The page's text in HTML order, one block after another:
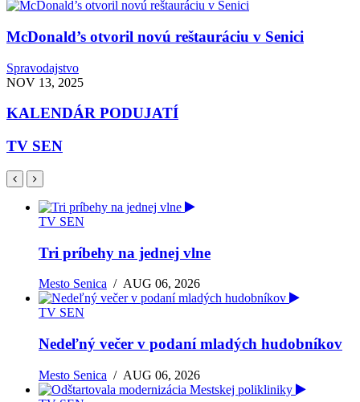
McDonald’s otvoril novú reštauráciu v Senici
Spravodajstvo
NOV 13, 2025
KALENDÁR PODUJATÍ
TV SEN
TV SEN
Tri príbehy na jednej vlne
Mesto Senica /AUG 06, 2026
TV SEN
Nedeľný večer v podaní mladých hudobníkov
Mesto Senica /AUG 06, 2026